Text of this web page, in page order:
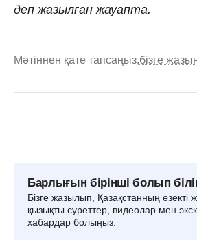
деп жазылған жауапта.
Мәтіннен қате тапсаңыз,бізге
Барлығын бірінші болып
Бізге жазылып, Қазақстанның өзекті
қызықты суреттер, видеолар мен
хабардар болыңыз.